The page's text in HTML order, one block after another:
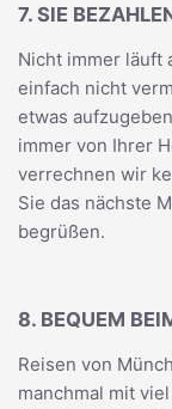
7. SIE
Nicht immer läuft
einfach nicht
etwas
immer von Ihrer
verrechnen wir
Sie das nächste
begrüßen.
8. BEQUEM
Reisen von
manchmal mit